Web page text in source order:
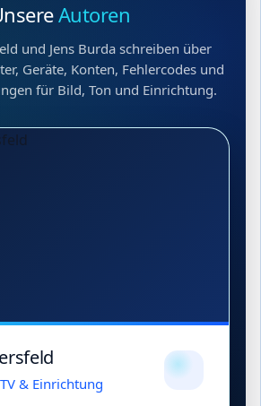
Autoren
und Jens Burda schreiben über
Geräte, Konten, Fehlercodes und
für Bild, Ton und Einrichtung.
& Einrichtung